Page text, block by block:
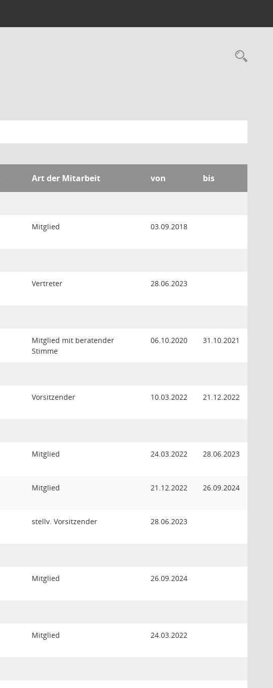
Art der Mitarbeit von bis
Mitglied 03.09.2018
Vertreter 28.06.2023
Mitglied mit beratender
Stimme
06.10.2020 31.10.2021
Vorsitzender 10.03.2022 21.12.2022
Mitglied 24.03.2022 28.06.2023
Mitglied 21.12.2022 26.09.2024
stellv. Vorsitzender 28.06.2023
Mitglied 26.09.2024
Mitglied 24.03.2022